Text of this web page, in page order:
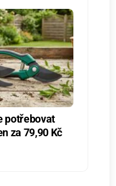
potřebovat
za 79,90 Kč